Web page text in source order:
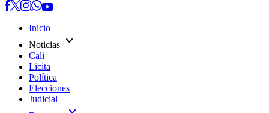
Inicio
Noticias expand_more
Cali
Licita
Política
Elecciones
Judicial